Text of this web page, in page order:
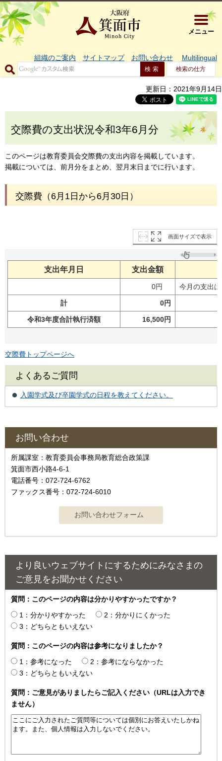
大阪府箕
メニュー
組織のご案内 サイトマップ お問い合わせ Multilingual
検索の仕方
更新日：2021年9月14日
交際費の支出状況令和3年6月分
このページは教育委員会交際費の支出内容を掲載しています。
掲載については、前月分をまとめ、翌月末日までに行います。
交際費（6月1日から6月30日）
画面サイズで表示
支出年月日 支出金額
0円 今月の支出
計 0円
令和3年度合計執行済額 16,500円
交際費トップページへ
よくあるご質問
入園学式及び卒園学式の日程を教えてください。
お問い合わせ
所属課室：教育委員会事務局教育総合政策課
箕面市西小路4‐6‐1
電話番号：072-724-6762
ファックス番号：072-724-6010
より良いウェブサイトにするためにみなさまの
ご意見をお聞かせください
質問：このページの内容は分かりやすかったですか？
1：分かりやすかった
2：分かりにくかった
3：どちらともいえない
質問：このページの内容は参考になりましたか？
1：参考になった
2：参考にならなかった
3：どちらともいえない
質問：ご意見がありましたらご記入ください（URLは入力でき
ません）